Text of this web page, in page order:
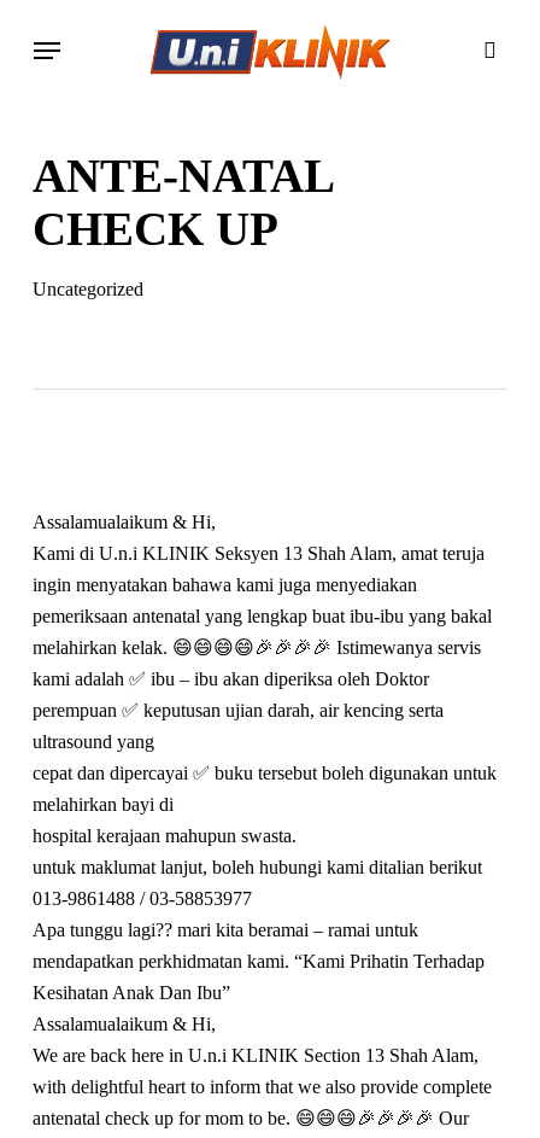
Menu
ANTE-NATAL
CHECK UP
Uncategorized
Assalamualaikum & Hi,
Kami di U.n.i KLINIK Seksyen 13 Shah Alam, amat teruja
ingin menyatakan bahawa kami juga menyediakan
pemeriksaan antenatal yang lengkap buat ibu-ibu yang bakal
melahirkan kelak. 😄😄😄😄🎉🎉🎉🎉 Istimewanya servis
kami adalah ✅ ibu – ibu akan diperiksa oleh Doktor
perempuan ✅ keputusan ujian darah, air kencing serta
ultrasound yang
cepat dan dipercayai ✅ buku tersebut boleh digunakan untuk
melahirkan bayi di
hospital kerajaan mahupun swasta.
untuk maklumat lanjut, boleh hubungi kami ditalian berikut
013-9861488 / 03-58853977
Apa tunggu lagi?? mari kita beramai – ramai untuk
mendapatkan perkhidmatan kami. “Kami Prihatin Terhadap
Kesihatan Anak Dan Ibu”
Assalamualaikum & Hi,
We are back here in U.n.i KLINIK Section 13 Shah Alam,
with delightful heart to inform that we also provide complete
antenatal check up for mom to be. 😄😄😄🎉🎉🎉🎉 Our